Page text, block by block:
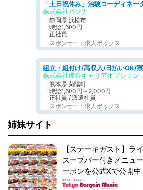
株式会社パソナ
静岡県 浜松市
時給1,600円
正社員
スポンサー：求人ボックス
株式会社綜合キャリアオプション
熊本県 菊陽町
時給1,600円～2,000円
正社員 / 派遣社員
スポンサー：求人ボックス
姉妹サイト
【ステーキガスト】ラ
スープバー付きメニュ
ーポンを公式Xで公開中